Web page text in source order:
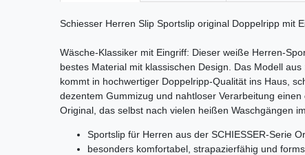
Schiesser Herren Slip Sportslip original Doppelripp mit
Wäsche-Klassiker mit Eingriff: Dieser weiße Herren-
bestes Material mit klassischen Design. Das Modell
kommt in hochwertiger Doppelripp-Qualität ins Haus,
dezentem Gummizug und nahtloser Verarbeitung
Original, das selbst nach vielen heißen Waschgängen
Sportslip für Herren aus der SCHIESSER-Serie
besonders komfortabel, strapazierfähig und